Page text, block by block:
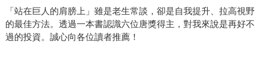
「站在巨人的肩膀上」雖是老生常談，卻是自我提升、拉高視野
的最佳方法。透過一本書認識六位唐獎得主，對我來說是再好不
過的投資。誠心向各位讀者推薦！